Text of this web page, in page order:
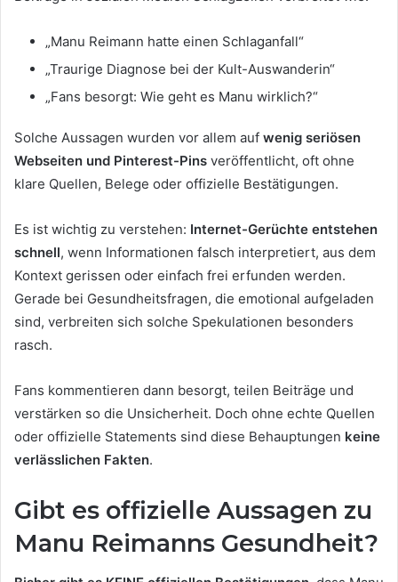
„Manu Reimann hatte einen Schlaganfall“
„Traurige Diagnose bei der Kult-Auswanderin“
„Fans besorgt: Wie geht es Manu wirklich?“
Solche Aussagen wurden vor allem auf wenig seriösen
Webseiten und Pinterest-Pins veröffentlicht, oft ohne
klare Quellen, Belege oder offizielle Bestätigungen.
Es ist wichtig zu verstehen: Internet-Gerüchte entstehen
schnell, wenn Informationen falsch interpretiert, aus dem
Kontext gerissen oder einfach frei erfunden werden.
Gerade bei Gesundheitsfragen, die emotional aufgeladen
sind, verbreiten sich solche Spekulationen besonders
rasch.
Fans kommentieren dann besorgt, teilen Beiträge und
verstärken so die Unsicherheit. Doch ohne echte Quellen
oder offizielle Statements sind diese Behauptungen keine
verlässlichen Fakten.
Gibt es offizielle Aussagen zu
Manu Reimanns Gesundheit?